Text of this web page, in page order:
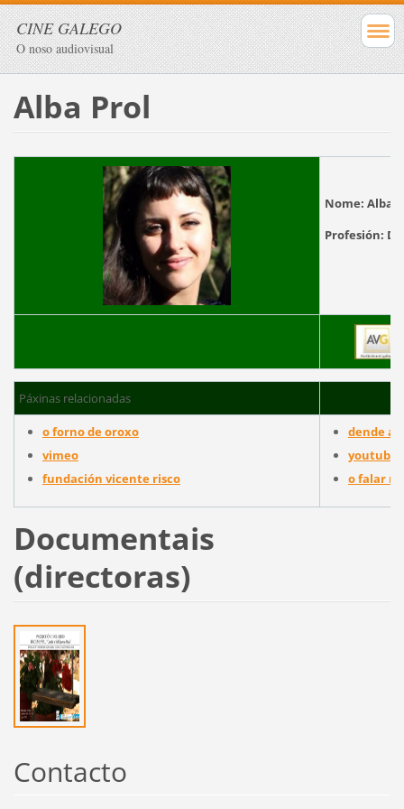
CINE GALEGO
O noso audiovisual
Alba Prol
Nome: Alba
Profesión:
Páxinas relacionadas
o forno de oroxo
vimeo
fundación vicente risco
dende a
youtube
o falar
Documentais
(directoras)
Contacto